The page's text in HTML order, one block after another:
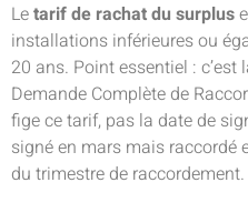
Letarif de rachat du surplus
installations inférieures ou
20 ans. Point essentiel :
Demande Complète de
fige ce tarif, pas la date de
signé en mars mais raccordé
du trimestre de raccordement.